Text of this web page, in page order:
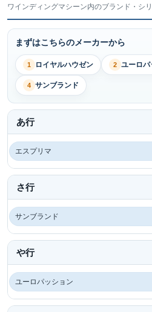
ワインディングマシーン内のブランド・シ
まずはこちらのメーカーから
1 ロイヤルハウゼン 2 ユーロパ
4 サンブランド
あ行
エスプリマ
さ行
サンブランド
や行
ユーロパッション